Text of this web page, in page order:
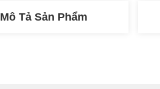
Mô Tả Sản Phẩm